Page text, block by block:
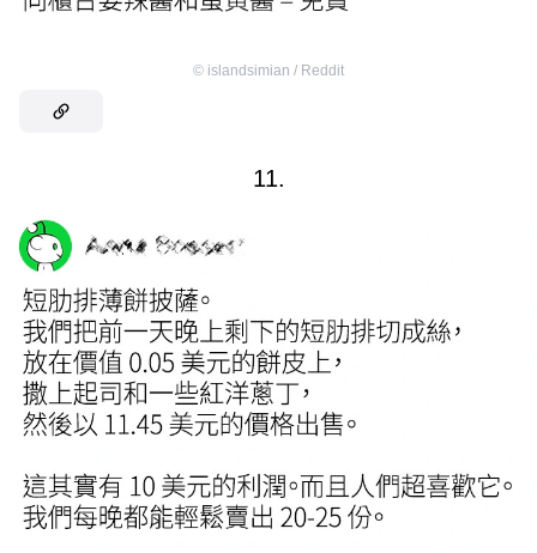
© islandsimian / Reddit
11.